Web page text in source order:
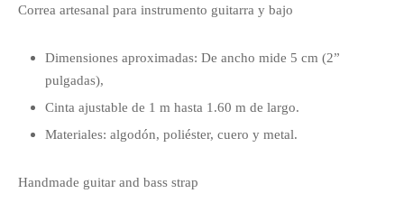
Correa artesanal para instrumento guitarra y bajo
Dimensiones aproximadas: De ancho mide 5 cm (2”
pulgadas),
Cinta ajustable de 1 m hasta 1.60 m de largo.
Materiales: algodón, poliéster, cuero y metal.
Handmade guitar and bass strap